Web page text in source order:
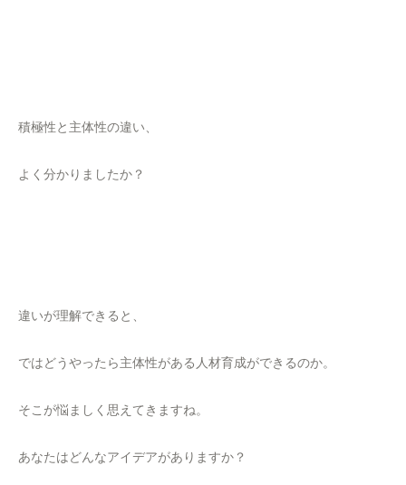
積極性と主体性の違い、
よく分かりましたか？
違いが理解できると、
ではどうやったら主体性がある人材育成ができるのか。
そこが悩ましく思えてきますね。
あなたはどんなアイデアがありますか？